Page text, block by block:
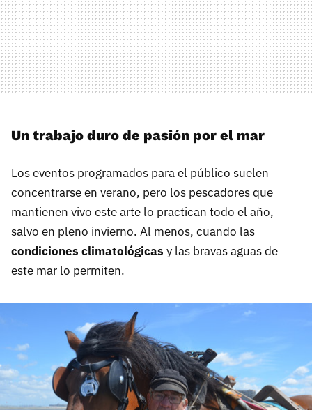
Un trabajo duro de pasión por el mar
Los eventos programados para el público suelen
concentrarse en verano, pero los pescadores que
mantienen vivo este arte lo practican todo el año,
salvo en pleno invierno. Al menos, cuando las
condiciones climatológicas y las bravas aguas de
este mar lo permiten.